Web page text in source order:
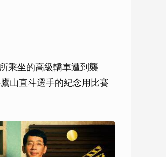
乘坐的高級轎車遭到襲
山直斗選手的紀念用比賽